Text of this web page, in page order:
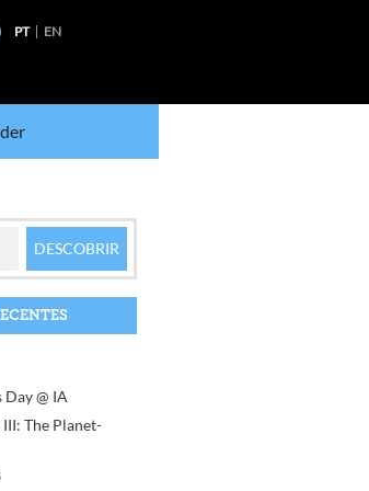
PT EN
@ IA
The Planet-